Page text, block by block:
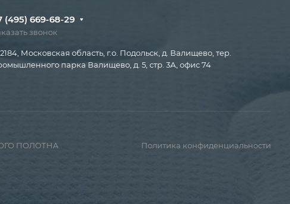
(495) 669-68-29
звонок
Московская область, г.о. Подольск, д. Валищево, тер.
парка Валищево, д. 5, стр. 3А, офис 74
ПОЛОТНА Политика конфиденциальности